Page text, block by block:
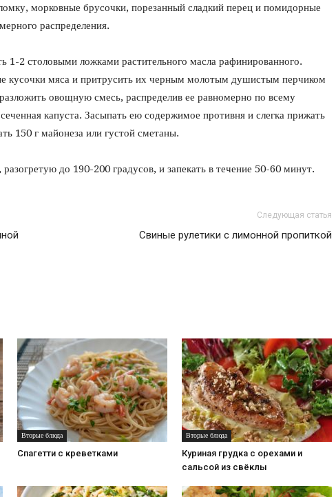
морковные брусочки, порезанный сладкий перец и помидорные
распределения.
1-2 столовыми ложками растительного масла рафинированного.
кусочки мяса и притрусить их черным молотым душистым перчиком
овощную смесь, распределив ее равномерно по всему
капуста. Засыпать ею содержимое противня и слегка прижать
150 г майонеза или густой сметаны.
до 190-200 градусов, и запекать в течение 50-60 минут.
Следующая статья
Свиные рулетики с лимонной пропиткой
Вторые блюда
Спагетти с креветками
Вторые блюда
Куриная грудка с орехами и
сальсой из свёклы